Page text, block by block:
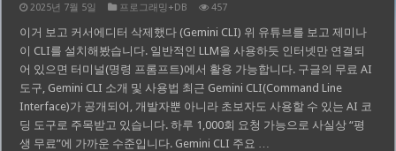
2025년 7월 5일 프로그래밍+DB 457
이거 보고 커서에디터 삭제했다 (Gemini CLI) 위 유튜브를 보고 제미나
이 CLI를 설치해봤습니다. 일반적인 LLM을 사용하듯 인터넷만 연결되
어 있으면 터미널(명령 프롬프트)에서 활용 가능합니다. 구글의 무료 AI
도구, Gemini CLI 소개 및 사용법 최근 Gemini CLI(Command Line
Interface)가 공개되어, 개발자뿐 아니라 초보자도 사용할 수 있는 AI 코
딩 도구로 주목받고 있습니다. 하루 1,000회 요청 가능으로 사실상 “평
생 무료”에 가까운 수준입니다. Gemini CLI 주요 …